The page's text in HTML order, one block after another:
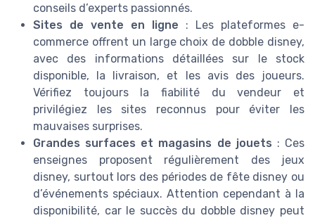
conseils d’experts passionnés.
Sites de vente en ligne : Les plateformes e-
commerce offrent un large choix de dobble disney,
avec des informations détaillées sur le stock
disponible, la livraison, et les avis des joueurs.
Vérifiez toujours la fiabilité du vendeur et
privilégiez les sites reconnus pour éviter les
mauvaises surprises.
Grandes surfaces et magasins de jouets : Ces
enseignes proposent régulièrement des jeux
disney, surtout lors des périodes de fête disney ou
d’événements spéciaux. Attention cependant à la
disponibilité, car le succès du dobble disney peut